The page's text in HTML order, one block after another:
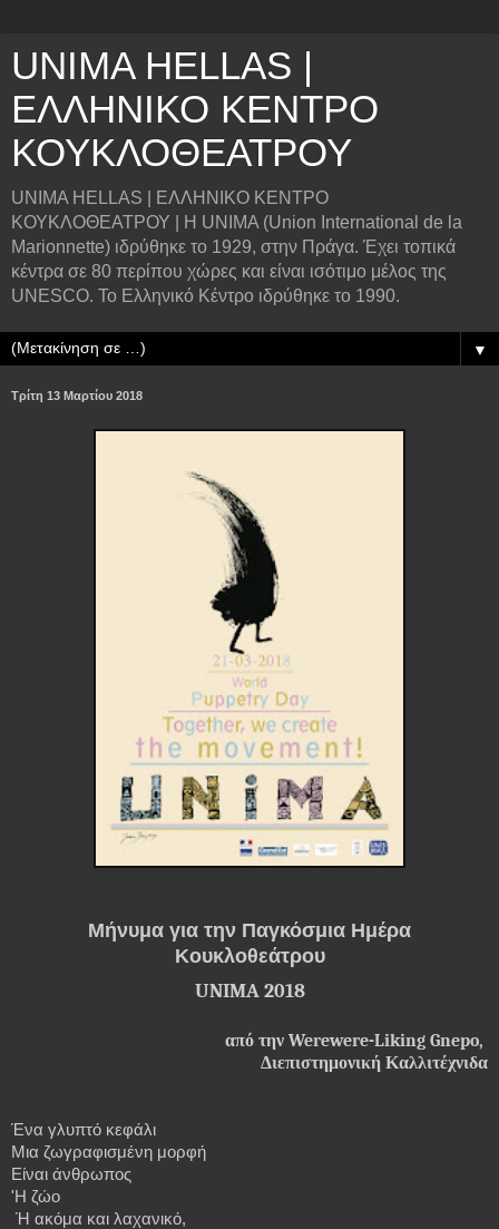
UNIMA HELLAS |
ΕΛΛΗΝΙΚΟ ΚΕΝΤΡΟ
ΚΟΥΚΛΟΘΕΑΤΡΟΥ
UNIMA HELLAS | ΕΛΛΗΝΙΚΟ ΚΕΝΤΡΟ
ΚΟΥΚΛΟΘΕΑΤΡΟΥ | Η UNIMA (Union International de la
Marionnette) ιδρύθηκε το 1929, στην Πράγα. Έχει τοπικά
κέντρα σε 80 περίπου χώρες και είναι ισότιμο μέλος της
UNESCO. Το Ελληνικό Κέντρο ιδρύθηκε το 1990.
▼
Τρίτη 13 Μαρτίου 2018
Μήνυμα για την Παγκόσμια Ημέρα
Κουκλοθεάτρου
UNIMA 2018
από την Werewere-Liking Gnepo,
Διεπιστημονική Καλλιτέχνιδα
Ένα γλυπτό κεφάλι
Μια ζωγραφισμένη μορφή
Είναι άνθρωπος
'Η ζώο
Ή ακόμα και λαχανικό,